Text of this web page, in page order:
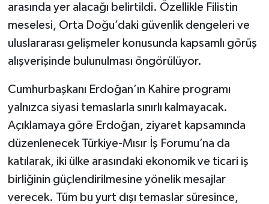
arasında yer alacağı belirtildi. Özellikle Filistin
meselesi, Orta Doğu’daki güvenlik dengeleri ve
uluslararası gelişmeler konusunda kapsamlı görüş
alışverişinde bulunulması öngörülüyor.
Cumhurbaşkanı Erdoğan’ın Kahire programı
yalnızca siyasi temaslarla sınırlı kalmayacak.
Açıklamaya göre Erdoğan, ziyaret kapsamında
düzenlenecek Türkiye-Mısır İş Forumu’na da
katılarak, iki ülke arasındaki ekonomik ve ticari iş
birliğinin güçlendirilmesine yönelik mesajlar
verecek. Tüm bu yurt dışı temaslar süresince,